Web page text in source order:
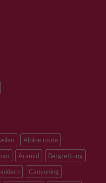
Alpine route
Aramid
Bergrettung
Canyoning